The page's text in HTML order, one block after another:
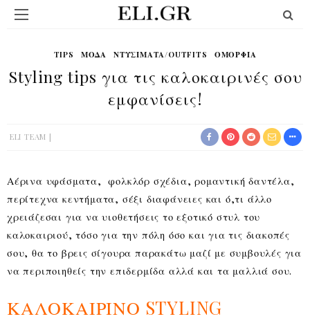
TIPS ΜΟΔΑ ΝΤΥΣΊΜΑΤΑ/OUTFITS ΟΜΟΡΦΙΆ
Styling tips για τις καλοκαιρινές σου
εμφανίσεις!
ELI TEAM
Αέρινα υφάσματα, φολκλόρ σχέδια, ρομαντική δαντέλα,
περίτεχνα κεντήματα, σέξι διαφάνειες και ό,τι άλλο
χρειάζεσαι για να υιοθετήσεις το εξοτικό στυλ του
καλοκαιριού, τόσο για την πόλη όσο και για τις διακοπές
σου, θα το βρεις σίγουρα παρακάτω μαζί με συμβουλές για
να περιποιηθείς την επιδερμίδα αλλά και τα μαλλιά σου.
ΚΑΛΟΚΑΙΡΙΝΟ STYLING